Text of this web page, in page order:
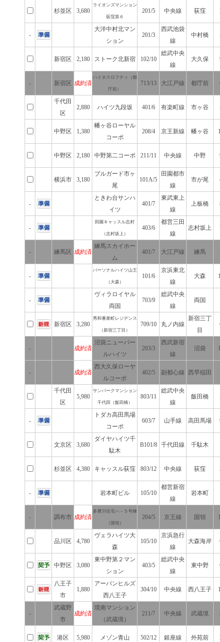
杉並区 3,680
ライオンズマンション
荻窪第６
201/5 中央線 荻窪
-
大洋中村北マン
ション
201/3
西武池袋
線
中村橋
新宿区 2,180 ストーク北新宿 102/10
総武中央
線
大久保
- 新宿区 成約済
ハイネスロフティ（都
庁前）
713/13 大江戸線 都庁前
千代田
区
2,880 ハイツ九段坂 401/6 有楽町線 市ヶ谷
中野区 1,380
幡ヶ谷ローヤル
コーポ
208/4 京王新線 幡ヶ谷
中野区 2,180 中野第二コーポ 211/11 中央線 中野
横浜市 3,180
ブルガード市ヶ
尾
101A/5
田園都市
線
市が尾
-
ときわ台サンハ
イツ
401/7
東武東上
線
上板橋
-
田園キャッスル志村
（志村坂上）
403/6
都営三田
線
志村坂上
- 練馬区 成約済
練馬スカイホー
ム
401/7 大江戸線 練馬
-
パーソナルハイツ山王
（大森）
101/6
京浜東北
線
大森
-
ヴィラロイヤル
両国
703/9
総武中央
線
両国
新宿区 3,280
秀和番衆町レジデンス
（新宿三丁目）
709/10 丸ノ内線
新宿三丁
目
- 成約済
沼袋ニューパー
ルハイツ
203/3
西武新宿
線
沼袋
- 成約済
西大久保ローヤ
ルコーポ
402/5 副都心線 西早稲田
千代田
区
5,980
サンパークマンション
千代田（飯田橋）
803/11
総武中央
線
飯田橋
-
トダカ高田馬場
コーポ
603/7 山手線 高田馬場
文京区 3,680
ダイヤハイツ千
駄木
B101/8 千代田線 千駄木
杉並区 4,380 キャッスル荻窪 803/12 中央線 荻窪
- 岩本町ビル 105/10
都営新宿
線
岩本町
- 調布市 成約済
多摩川住宅ハ－５号棟
（国領）
204/5 京王線 国領
品川区 4,780
ヴェラハイツ大
森
105/10
京浜急行
線
大森海岸
中野区 3,080
東中野第２マン
ション
403/5
総武中央
線
東中野
八王子
市
1,880
アーバンヒルズ
西八王子
304/10 中央線 西八王子
-
武蔵野
市
成約済
境南マンション
（武蔵境）
211/7 中央線 武蔵境
港区 5,980 メゾン青山 502/12 銀座線 外苑前